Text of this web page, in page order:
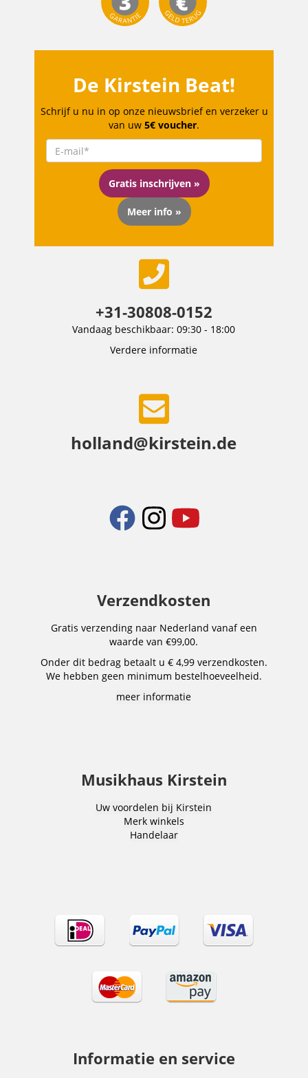
De Kirstein Beat!
Schrijf u nu in op onze nieuwsbrief en verzeker u
van uw 5€ voucher.
Gratis inschrijven »
Meer info »
+31-30808-0152
Vandaag beschikbaar: 09:30 - 18:00
Verdere informatie
holland@kirstein.de
Verzendkosten
Gratis verzending naar Nederland vanaf een
waarde van €99,00.
Onder dit bedrag betaalt u € 4,99 verzendkosten.
We hebben geen minimum bestelhoeveelheid.
meer informatie
Musikhaus Kirstein
Uw voordelen bij Kirstein
Merk winkels
Handelaar
Informatie en service